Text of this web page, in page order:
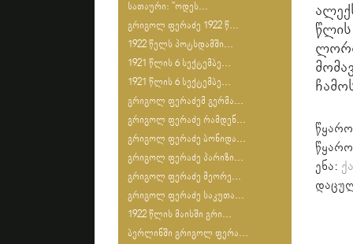
სათაური: "ოდეს...
გრიგოლ ფერაძე 1922 წ...
1922 წელს პოტსდამში...
1921 წლის 6 სექტემბე...
1921 წლის 6 სექტემბე...
გრიგოლ ფერაძემ გერმა...
გრიგოლ ფერაძე რამდენ...
გრიგოლ ფერაძე ბონიდა...
გრიგოლ ფერაძე პარიზი...
გრიგოლ ფერაძე მეორე...
გრიგოლ ფერაძე საკუთა...
1922 წლის მაისში გრი...
ბერლინში გრიგოლ ფერა...
ენა: